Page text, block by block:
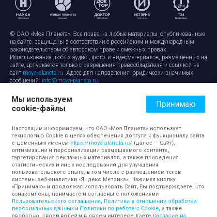
© ОАО «Моя Планета». Все права на любые материалы, опубликованные
на сайте, защищены в соответствии с российским и международным
законодательством об авторском праве и смежных правах.
Использование любых аудио-, фото- и видеоматериалов, размещенных на
сайте, допускается только с разрешения правообладателя и ссылкой на
сайт moya-planeta.ru. Адрес для направления юридически значимых
сообщений: info@moya-planeta.ru.
Правила сайтаРабота с cookie-файлами
Защита персональных данных
Обработка персональных данных
Мы используем
cookie-файлы
Принимаю
Настоящим информируем, что ОАО «Моя Планета» использует
технологию Cookie в целях обеспечения доступа к функционалу сайта
с доменным именем https://moya-planeta.ru/ (далее — Сайт),
оптимизации и персонализации размещаемого контента,
таргетирования рекламных материалов, а также проведения
статистических и иных исследований для улучшения
пользовательского опыта, в том числе с размещением тегов
системы веб-аналитики «Яндекс Метрика». Нажимая кнопку
«Принимаю» и продолжая использовать Сайт, Вы подтверждаете, что
ознакомлены, понимаете и согласны с положениями
Пользовательского соглашения, Политики в отношении обработки
персональных данных и Политики по работе с Cookie, а также